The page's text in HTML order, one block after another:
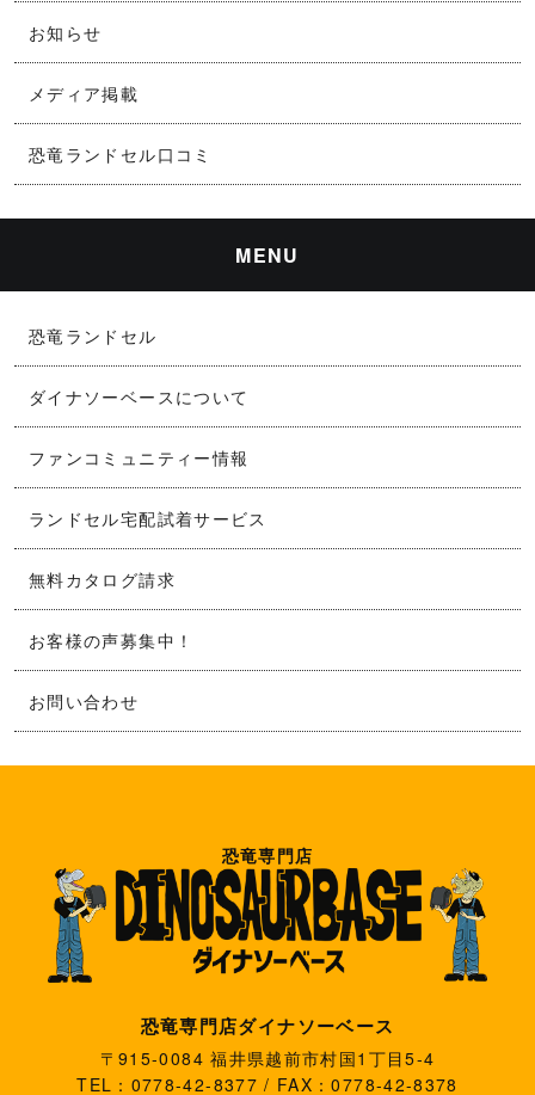
お知らせ
メディア掲載
恐竜ランドセル口コミ
MENU
恐竜ランドセル
ダイナソーベースについて
ファンコミュニティー情報
ランドセル宅配試着サービス
無料カタログ請求
お客様の声募集中！
お問い合わせ
恐竜専門店
恐竜専門店ダイナソーベース
〒915-0084 福井県越前市村国1丁目5-4
TEL：0778-42-8377 / FAX：0778-42-8378